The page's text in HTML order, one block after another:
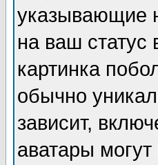
указывающие
на ваш
картинка
обычно
зависит,
аватары